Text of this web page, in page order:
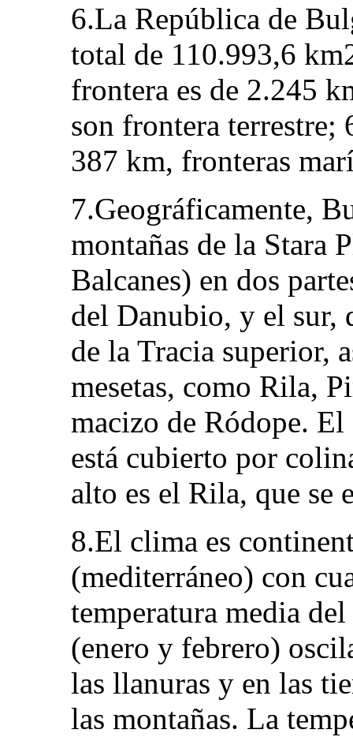
6.La República de
total de 110.993,6
frontera es de 2.245
son frontera
387 km, fronteras
7.Geográficamente,
montañas de la Stara
Balcanes) en dos
del Danubio, y el sur,
de la Tracia superior,
mesetas, como Rila,
macizo de Ródope.
está cubierto por
alto es el Rila, que se
8.El clima es
(mediterráneo) con
temperatura media
(enero y febrero)
las llanuras y en las
las montañas. La